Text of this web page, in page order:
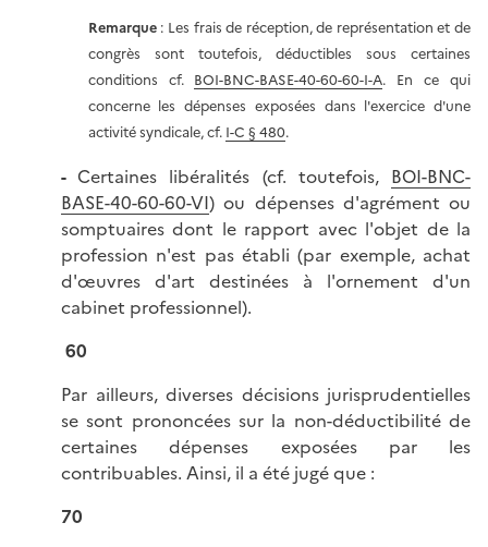
Remarque: Les frais de réception, de représentation et de
congrès sont toutefois, déductibles sous certaines
conditions cf. BOI-BNC-BASE-40-60-60-I-A. En ce qui
concerne les dépenses exposées dans l'exercice d'une
activité syndicale, cf. I-C § 480.
- Certaines libéralités (cf. toutefois, BOI-BNC-
BASE-40-60-60-VI) ou dépenses d'agrément ou
somptuaires dont le rapport avec l'objet de la
profession n'est pas établi (par exemple, achat
d'œuvres d'art destinées à l'ornement d'un
cabinet professionnel).
60
Par ailleurs, diverses décisions jurisprudentielles
se sont prononcées sur la non-déductibilité de
certaines dépenses exposées par les
contribuables. Ainsi, il a été jugé que :
70